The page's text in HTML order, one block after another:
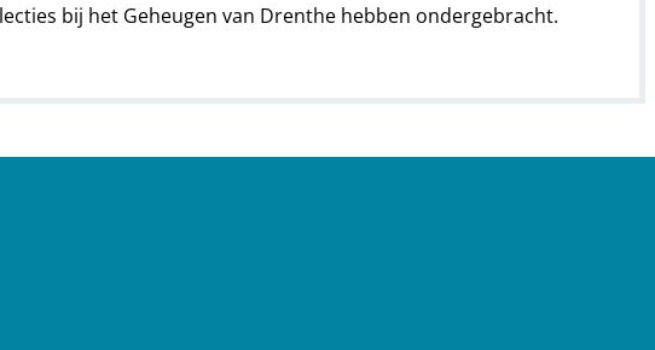
bij het Geheugen van Drenthe hebben ondergebracht.